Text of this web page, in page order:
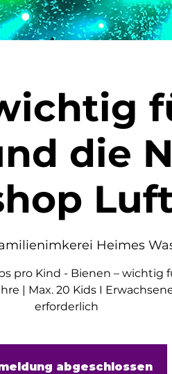
die
Heimes
pro Kind - Bienen – wichtig
| Max. 20 Kids I
erforderlich
abgeschlossen